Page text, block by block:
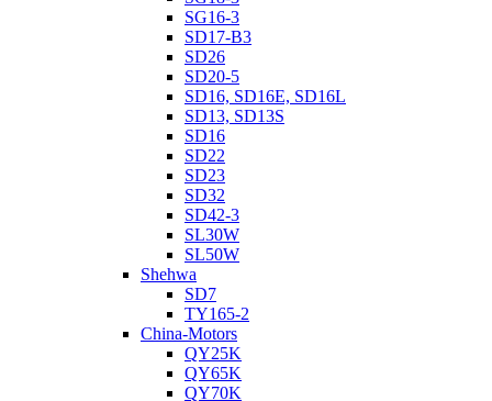
SG16-3
SD17-B3
SD26
SD20-5
SD16, SD16E, SD16L
SD13, SD13S
SD16
SD22
SD23
SD32
SD42-3
SL30W
SL50W
Shehwa
SD7
TY165-2
China-Motors
QY25K
QY65K
QY70K